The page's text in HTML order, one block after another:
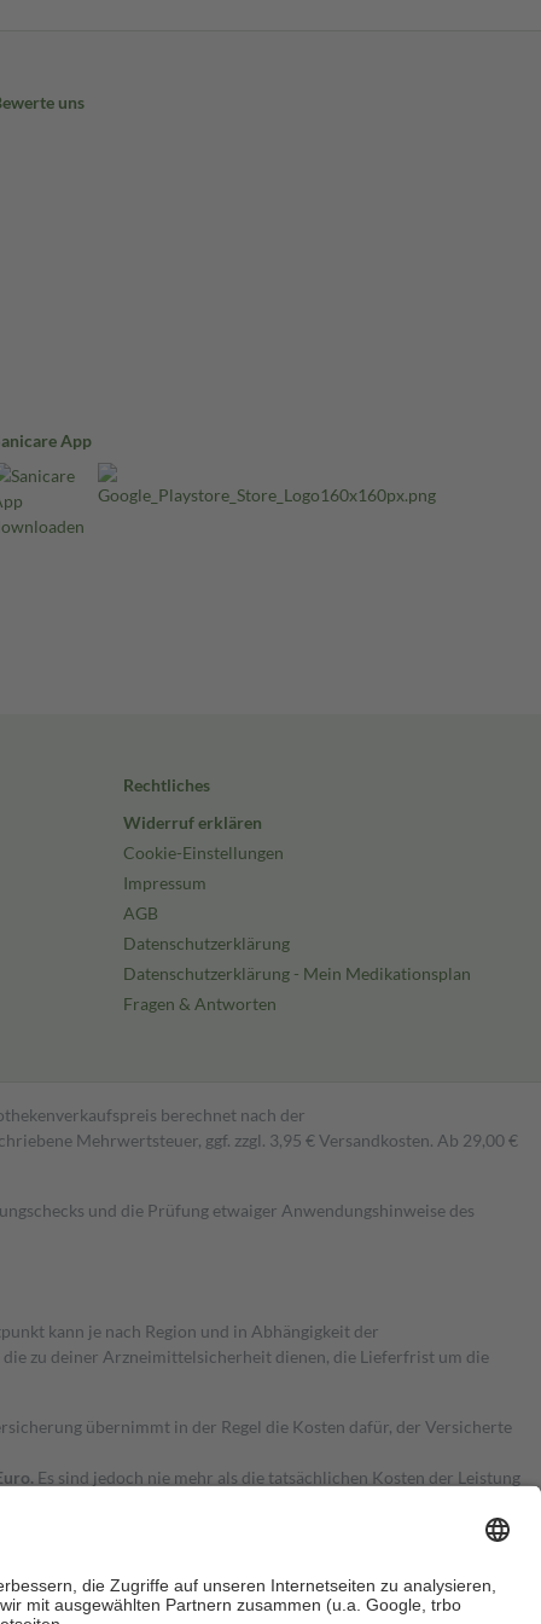
uns
App
Rechtliches
Widerruf erklären
Cookie-Einstellungen
Impressum
AGB
Datenschutzerklärung
Datenschutzerklärung - Mein Medikationsplan
Fragen & Antworten
berechnet nach der
Mehrwertsteuer, ggf. zzgl. 3,95 € Versandkosten. Ab 29,00 €
und die Prüfung etwaiger Anwendungshinweise des
kann je nach Region und in Abhängigkeit der
zu deiner Arzneimittelsicherheit dienen, die Lieferfrist um die
übernimmt in der Regel die Kosten dafür, der Versicherte
Es sind jedoch nie mehr als die tatsächlichen Kosten der Leistung
Zuzahlungen an bei: